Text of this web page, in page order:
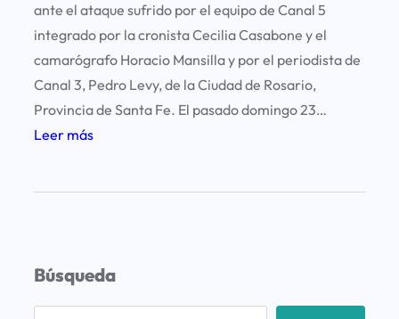
ante el ataque sufrido por el equipo de Canal 5
integrado por la cronista Cecilia Casabone y el
camarógrafo Horacio Mansilla y por el periodista de
Canal 3, Pedro Levy, de la Ciudad de Rosario,
Provincia de Santa Fe. El pasado domingo 23…
Leer más:
i
o
Búsqueda